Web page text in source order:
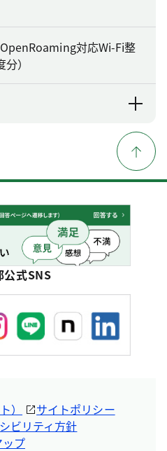
対応Wi-Fi整
）
公式SNS
）
サイトポリシー
ビリティ方針
プ